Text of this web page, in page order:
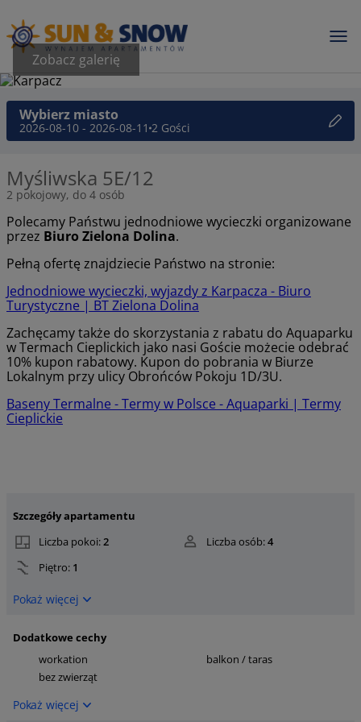
Zobacz galerię
Wybierz miasto
2026-08-10 - 2026-08-11 2 Gości
Myśliwska 5E/12
2 pokojowy, do 4 osób
Polecamy Państwu jednodniowe wycieczki organizowane
przez Biuro Zielona Dolina.
Pełną ofertę znajdziecie Państwo na stronie:
Jednodniowe wycieczki, wyjazdy z Karpacza - Biuro
Turystyczne | BT Zielona Dolina
Zachęcamy także do skorzystania z rabatu do Aquaparku
w Termach Cieplickich jako nasi Goście możecie odebrać
10% kupon rabatowy. Kupon do pobrania w Biurze
Lokalnym przy ulicy Obrońców Pokoju 1D/3U.
Baseny Termalne - Termy w Polsce - Aquaparki | Termy
Cieplickie
Szczegóły apartamentu
Liczba pokoi:2 Liczba osób:4
Piętro: 1
Pokaż więcej
Dodatkowe cechy
workation
balkon / taras
bez zwierząt
Pokaż więcej